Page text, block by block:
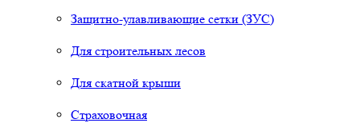
Защитно-улавливающие сетки (ЗУС)
Для строительных лесов
Для скатной крыши
Страховочная